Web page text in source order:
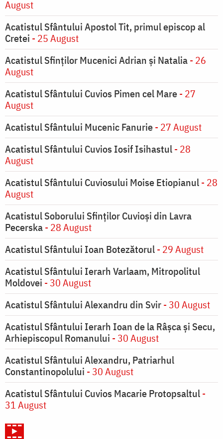
August
Acatistul Sfântului Apostol Tit, primul episcop al
Cretei - 25 August
Acatistul Sfinților Mucenici Adrian și Natalia- 26
August
Acatistul Sfântului Cuvios Pimen cel Mare- 27
August
Acatistul Sfântului Mucenic Fanurie- 27 August
Acatistul Sfântului Cuvios Iosif Isihastul- 28
August
Acatistul Sfântului Cuviosului Moise Etiopianul- 28
August
Acatistul Soborului Sfinților Cuvioși din Lavra
Pecerska- 28 August
Acatistul Sfântului Ioan Botezătorul- 29 August
Acatistul Sfântului Ierarh Varlaam, Mitropolitul
Moldovei - 30 August
Acatistul Sfântului Alexandru din Svir- 30 August
Acatistul Sfântului Ierarh Ioan de la Râşca şi Secu,
Arhiepiscopul Romanului - 30 August
Acatistul Sfântului Alexandru, Patriarhul
Constantinopolului - 30 August
Acatistul Sfântului Cuvios Macarie Protopsaltul-
31 August